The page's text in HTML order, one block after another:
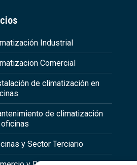
Industrial
Comercial
de climatización en
de climatización
y Sector Terciario